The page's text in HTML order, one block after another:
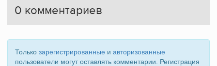
0 комментариев
Только зарегистрированные и авторизованные
пользователи могут оставлять комментарии. Регистрация